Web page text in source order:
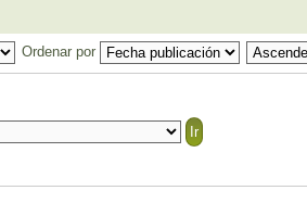
Ordenar por